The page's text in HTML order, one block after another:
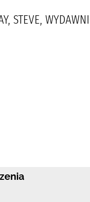
STEVE,